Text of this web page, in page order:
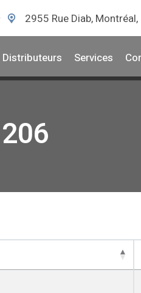
2955 Rue Diab, Montréal,
Distributeurs Services